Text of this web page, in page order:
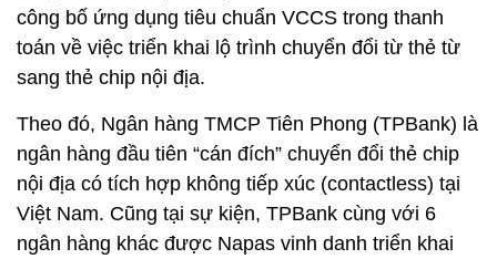
công bố ứng dụng tiêu chuẩn VCCS trong thanh
toán về việc triển khai lộ trình chuyển đổi từ thẻ từ
sang thẻ chip nội địa.
Theo đó, Ngân hàng TMCP Tiên Phong (TPBank) là
ngân hàng đầu tiên “cán đích” chuyển đổi thẻ chip
nội địa có tích hợp không tiếp xúc (contactless) tại
Việt Nam. Cũng tại sự kiện, TPBank cùng với 6
ngân hàng khác được Napas vinh danh triển khai